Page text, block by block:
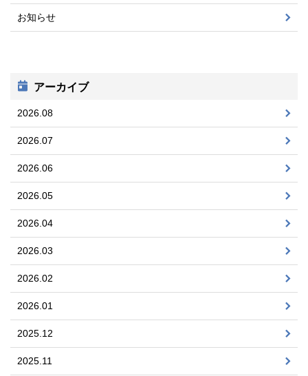
お知らせ
アーカイブ
2026.08
2026.07
2026.06
2026.05
2026.04
2026.03
2026.02
2026.01
2025.12
2025.11